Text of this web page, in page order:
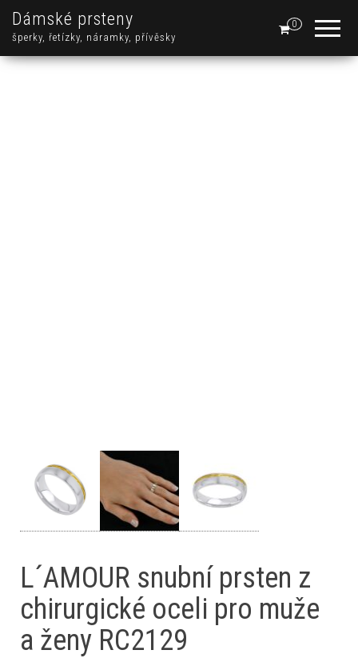
Dámské prsteny
šperky, řetízky, náramky, přívěsky
0
L´AMOUR snubní prsten z
chirurgické oceli pro muže
a ženy RC2129